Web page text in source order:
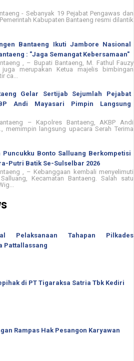
- Sebanyak 19 Pejabat Pengawas dan
Kabupaten Bantaeng resmi dilantik
Bantaeng Ikuti Jambore Nasional
: "Jaga Semangat Kebersamaan"
, – Bupati Bantaeng, M. Fathul Fauzy
merupakan Ketua majelis bimbingan
ca...
Gelar Sertijab Sejumlah Pejabat
Andi Mayasari Pimpin Langsung
– Kapolres Bantaeng, AKBP Andi
memimpin langsung upacara Serah Terima
Puncukku Bonto Salluang Berkompetisi
Putri Batik Se-Sulselbar 2026
, – Kebanggaan kembali menyelimuti
Kecamatan Bantaeng. Salah satu
Pelaksanaan Tahapan Pilkades
Pattallassang
di PT Tigaraksa Satria Tbk Kediri
Rampas Hak Pesangon Karyawan